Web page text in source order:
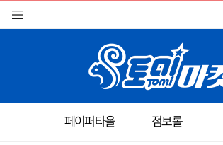
페이퍼타올 점보롤